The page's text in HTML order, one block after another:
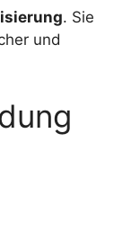
. Sie
und